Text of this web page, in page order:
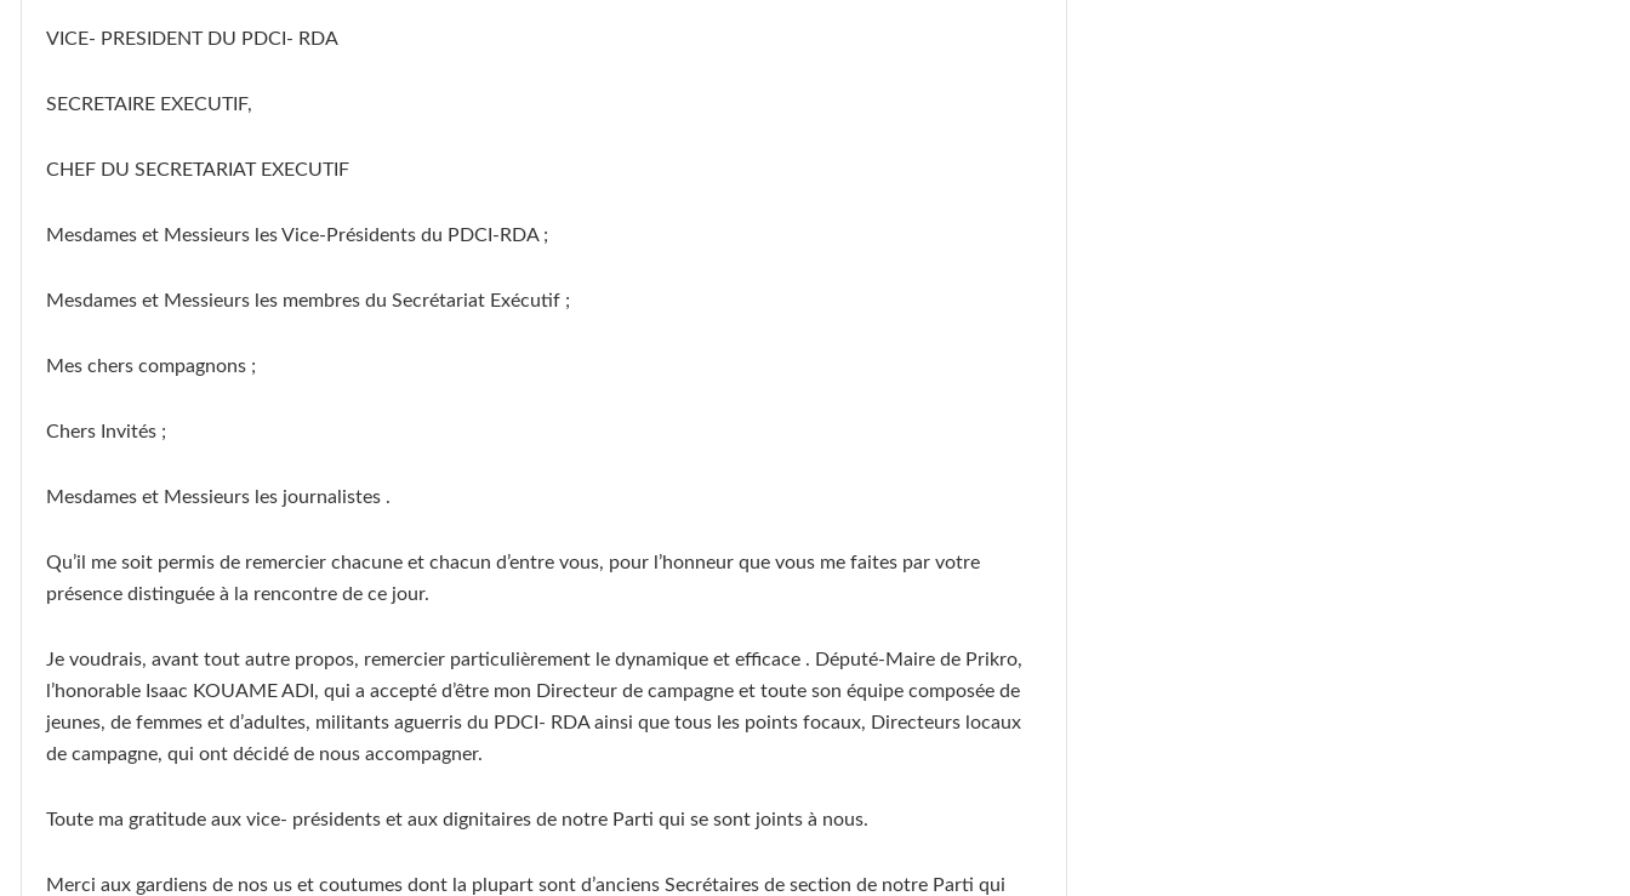
VICE- PRESIDENT DU PDCI- RDA
SECRETAIRE EXECUTIF,
CHEF DU SECRETARIAT EXECUTIF
Mesdames et Messieurs les Vice-Présidents du PDCI-RDA ;
Mesdames et Messieurs les membres du Secrétariat Exécutif ;
Mes chers compagnons ;
Chers Invités ;
Mesdames et Messieurs les journalistes .
Qu’il me soit permis de remercier chacune et chacun d’entre vous, pour l’honneur que vous me faites par votre
présence distinguée à la rencontre de ce jour.
Je voudrais, avant tout autre propos, remercier particulièrement le dynamique et efficace . Député-Maire de Prikro,
l’honorable Isaac KOUAME ADI, qui a accepté d’être mon Directeur de campagne et toute son équipe composée de
jeunes, de femmes et d’adultes, militants aguerris du PDCI- RDA ainsi que tous les points focaux, Directeurs locaux
de campagne, qui ont décidé de nous accompagner.
Toute ma gratitude aux vice- présidents et aux dignitaires de notre Parti qui se sont joints à nous.
Merci aux gardiens de nos us et coutumes dont la plupart sont d’anciens Secrétaires de section de notre Parti qui